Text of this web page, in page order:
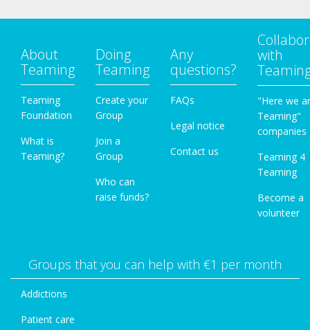
About
Teaming
Teaming
Foundation
What is
Teaming?
Doing
Teaming
Create your
Group
Join a
Group
Who can
raise funds?
Any
questions?
FAQs
Legal notice
Contact us
with
"Here we
Teaming"
companies
Teaming 4
Teaming
Become a
volunteer
Groups that you can help with €1 per month
Addictions
Patient care